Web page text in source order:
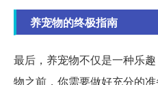
养宠物的终极指南
最后，养宠物不仅是一种乐
物之前，你需要做好充分的